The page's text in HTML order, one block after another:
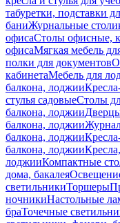
табуретки, подставки
баниЖурнальные
офисаСтолы офисные,
офисаМягкая мебель
полки для документов
кабинетаМебель для
балкона, лоджии
стулья садовыеСтолы
балкона, лоджии
балкона, лоджии
балкона, лоджии
балкона, лоджии
лоджииКомпактные
дома, бакалея
светильникиТоршеры
ночникиНастольные
браТочечные